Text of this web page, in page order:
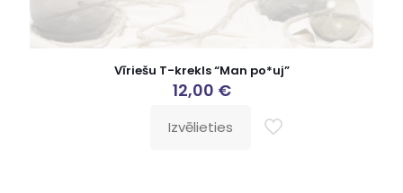
Vīriešu T-krekls “Man po*uj”
12,00 €
Izvēlieties